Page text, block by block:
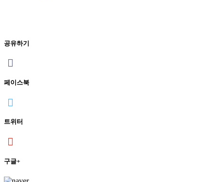
공유하기
페이스북
트위터
구글+